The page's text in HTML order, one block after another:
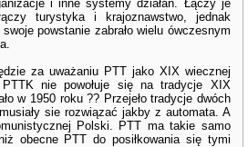
i inne systemy działań. Łączy je
turystyka i krajoznawstwo, jednak
powstanie zabrało wielu ówczesnym
za uważaniu PTT jako XIX wiecznej
nie powołuje się na tradycje XIX
w 1950 roku ?? Przejeło tradycje dwóch
sie rozwiązać jakby z automata. A
Polski. PTT ma takie samo
obecne PTT do posiłkowania się tymi